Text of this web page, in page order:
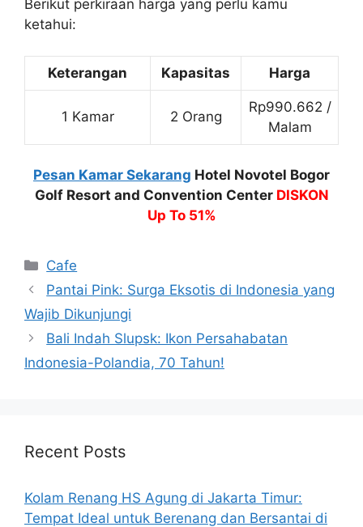
Berikut perkiraan harga yang perlu kamu
ketahui:
Keterangan Kapasitas Harga
1 Kamar 2 Orang
Rp990.662 /
Malam
Pesan Kamar Sekarang Hotel Novotel Bogor
Golf Resort and Convention Center DISKON
Up To 51%
Categories
Cafe
Pantai Pink: Surga Eksotis di Indonesia yang
Wajib Dikunjungi
Bali Indah Slupsk: Ikon Persahabatan
Indonesia-Polandia, 70 Tahun!
Recent Posts
Kolam Renang HS Agung di Jakarta Timur:
Tempat Ideal untuk Berenang dan Bersantai di